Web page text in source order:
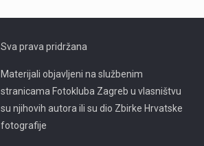
Sva prava pridržana
Materijali objavljeni na službenim
stranicama Fotokluba Zagreb u vlasništvu
su njihovih autora ili su dio Zbirke Hrvatske
fotografije